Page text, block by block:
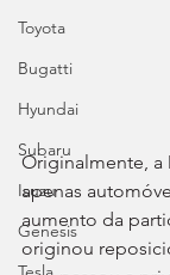
Toyota
Bugatti
Hyundai
Subaru
Isuzu
Genesis
Originalmente, a
apenas
aumento da
originou